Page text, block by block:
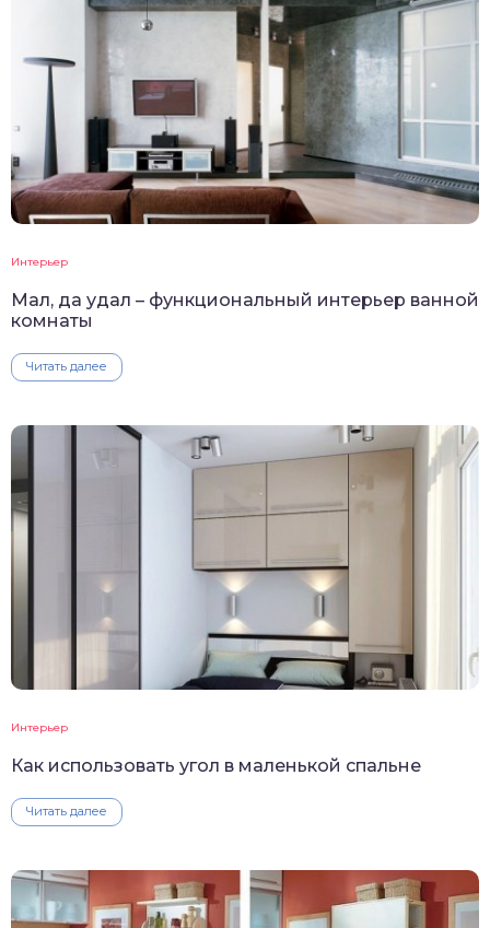
Интерьер
Мал, да удал – функциональный интерьер ванной
комнаты
Читать далее
Интерьер
Как использовать угол в маленькой спальне
Читать далее